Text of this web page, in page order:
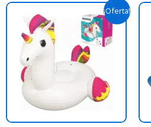
¡Oferta!
Original
$ 107.900,00.
Current
price
is:
$ 106.790,00.